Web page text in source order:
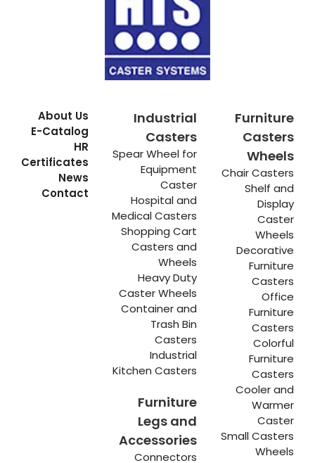
Furniture
Casters
Wheels
Chair Casters
Shelf and
Display
Caster
Wheels
Decorative
Furniture
Casters
Office
Furniture
Casters
Colorful
Furniture
Casters
Cooler and
Warmer
Caster
Small Casters
Wheels
Industrial
Casters
Spear Wheel for
Equipment
Caster
Hospital and
Medical Casters
Shopping Cart
Casters and
Wheels
Heavy Duty
Caster Wheels
Container and
Trash Bin
Casters
Industrial
Kitchen Casters
Furniture
Legs and
Accessories
Connectors
About Us
E-Catalog
HR
Certificates
News
Contact